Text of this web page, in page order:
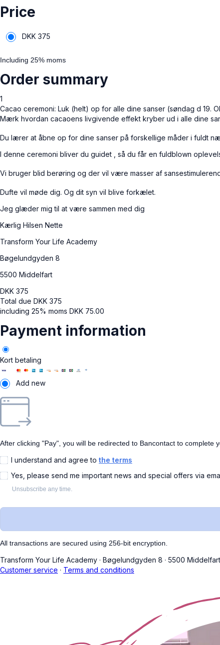
Price
DKK 375
Including 25% moms
Order summary
1
Cacao ceremoni: Luk (helt) op for alle dine sanser (søndag d 19.
Mærk hvordan cacaoens livgivende effekt kryber ud i alle dine
Du lærer at åbne op for dine sanser på forskellige måder i fuldt
I denne ceremoni bliver du guidet , så du får en fuldblown
Vi bruger blid berøring og der vil være masser af
Dufte vil møde dig. Og dit syn vil blive forkælet.
Jeg glæder mig til at være sammen med dig
Kærlig Hilsen Nette
Transform Your Life Academy
Bøgelundgyden 8
5500 Middelfart
DKK 375
Total due DKK 375
including 25% moms DKK 75.00
Payment information
Kort betaling
Add new
After clicking "Pay", you will be redirected to Bancontact to complete
I understand and agree to the terms
Yes, please send me important news and special offers via
Unsubscribe any time.
All transactions are secured using 256-bit encryption.
Transform Your Life Academy · Bøgelundgyden 8 · 5500 Middelfart
Customer service · Terms and conditions